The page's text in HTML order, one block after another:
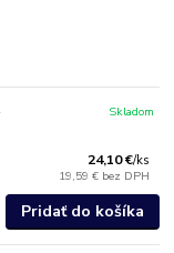
24,10 €/ks
19,59 € bez DPH
Skladom
Pridať do košíka